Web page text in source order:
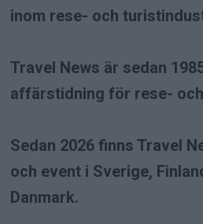
inom rese- och
Travel News är sedan
affärstidning för rese-
Sedan 2026 finns Travel
och event i Sverige,
Danmark.